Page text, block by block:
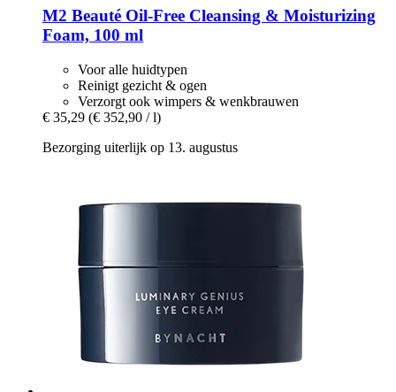
M2 Beauté Oil-​Free Cleansing & Moisturizing
Foam, 100 ml
Voor alle huidtypen
Reinigt gezicht & ogen
Verzorgt ook wimpers & wenkbrauwen
€ 35,29 (€ 352,90 / l)
Bezorging uiterlijk op 13. augustus